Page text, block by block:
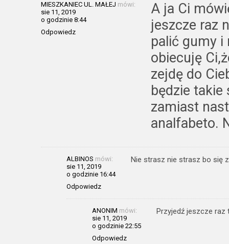
MIESZKANIEC UL. MAŁEJ mówi:
sie 11, 2019
o godzinie 8:44
Odpowiedz
A ja Ci
jeszcze raz
palić gumy i
obiecuję
zejdę do
będzie takie
zamiast
analfabeto.
ALBINOS mówi:
sie 11, 2019
o godzinie 16:44
Odpowiedz
Nie strasz nie strasz bo się
ANONIM mówi:
sie 11, 2019
o godzinie 22:55
Odpowiedz
Przyjedź jeszcze